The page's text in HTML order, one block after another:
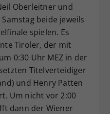
Oberleitner und
beide jeweils
spielen. Es
Tiroler, der mit
0:30 Uhr MEZ in der
Titelverteidiger
und Henry Patten
Um nicht vor 2:00
dann der Wiener